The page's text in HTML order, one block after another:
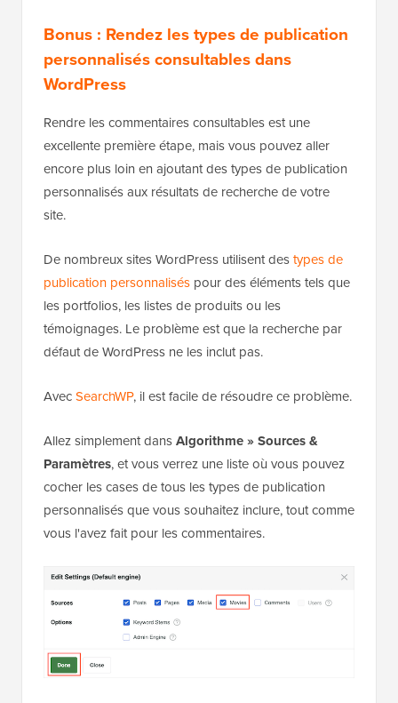
Bonus : Rendez les types de publication
personnalisés consultables dans
WordPress
Rendre les commentaires consultables est une
excellente première étape, mais vous pouvez aller
encore plus loin en ajoutant des types de publication
personnalisés aux résultats de recherche de votre
site.
De nombreux sites WordPress utilisent destypes de
publication personnalisés pour des éléments tels que
les portfolios, les listes de produits ou les
témoignages. Le problème est que la recherche par
défaut de WordPress ne les inclut pas.
AvecSearchWP, il est facile de résoudre ce problème.
Allez simplement dansAlgorithme»Sources &
Paramètres, et vous verrez une liste où vous pouvez
cocher les cases de tous les types de publication
personnalisés que vous souhaitez inclure, tout comme
vous l'avez fait pour les commentaires.